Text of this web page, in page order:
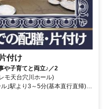
付け
や子育てと両立♪／2
モ天台穴川ホール)
｣駅より3～5分(基本直行直帰)の